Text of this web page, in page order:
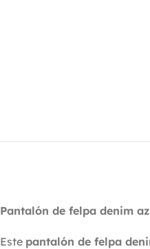
Pantalón de felpa denim
Este pantalón de felpa